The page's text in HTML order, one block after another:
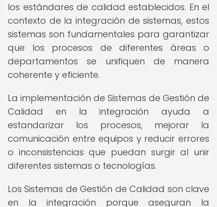
los estándares de calidad establecidos. En el
contexto de la integración de sistemas, estos
sistemas son fundamentales para garantizar
que los procesos de diferentes áreas o
departamentos se unifiquen de manera
coherente y eficiente.
La implementación de Sistemas de Gestión de
Calidad en la integración ayuda a
estandarizar los procesos, mejorar la
comunicación entre equipos y reducir errores
o inconsistencias que puedan surgir al unir
diferentes sistemas o tecnologías.
Los Sistemas de Gestión de Calidad son clave
en la integración porque aseguran la